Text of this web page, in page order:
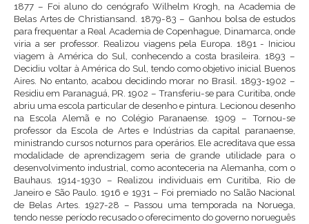
1877 – Foi aluno do cenógrafo Wilhelm Krogh, na Academia de
Belas Artes de Christiansand. 1879-83 – Ganhou bolsa de estudos
para frequentar a Real Academia de Copenhague, Dinamarca, onde
viria a ser professor. Realizou viagens pela Europa. 1891 - Iniciou
viagem à América do Sul, conhecendo a costa brasileira. 1893 –
Decidiu voltar à América do Sul, tendo como objetivo inicial Buenos
Aires. No entanto, acabou decidindo morar no Brasil. 1893-1902 –
Residiu em Paranaguá, PR. 1902 – Transferiu-se para Curitiba, onde
abriu uma escola particular de desenho e pintura. Lecionou desenho
na Escola Alemã e no Colégio Paranaense. 1909 – Tornou-se
professor da Escola de Artes e Indústrias da capital paranaense,
ministrando cursos noturnos para operários. Ele acreditava que essa
modalidade de aprendizagem seria de grande utilidade para o
desenvolvimento industrial, como aconteceria na Alemanha, com o
Bauhaus. 1914-1930 – Realizou individuais em Curitiba, Rio de
Janeiro e São Paulo. 1916 e 1931 – Foi premiado no Salão Nacional
de Belas Artes. 1927-28 – Passou uma temporada na Noruega,
tendo nesse período recusado o oferecimento do governo norueguês